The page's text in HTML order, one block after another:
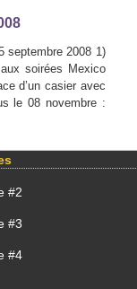
septembre 2008 1)
soirées Mexico
d’un casier avec
le 08 novembre :
#2
#3
#4